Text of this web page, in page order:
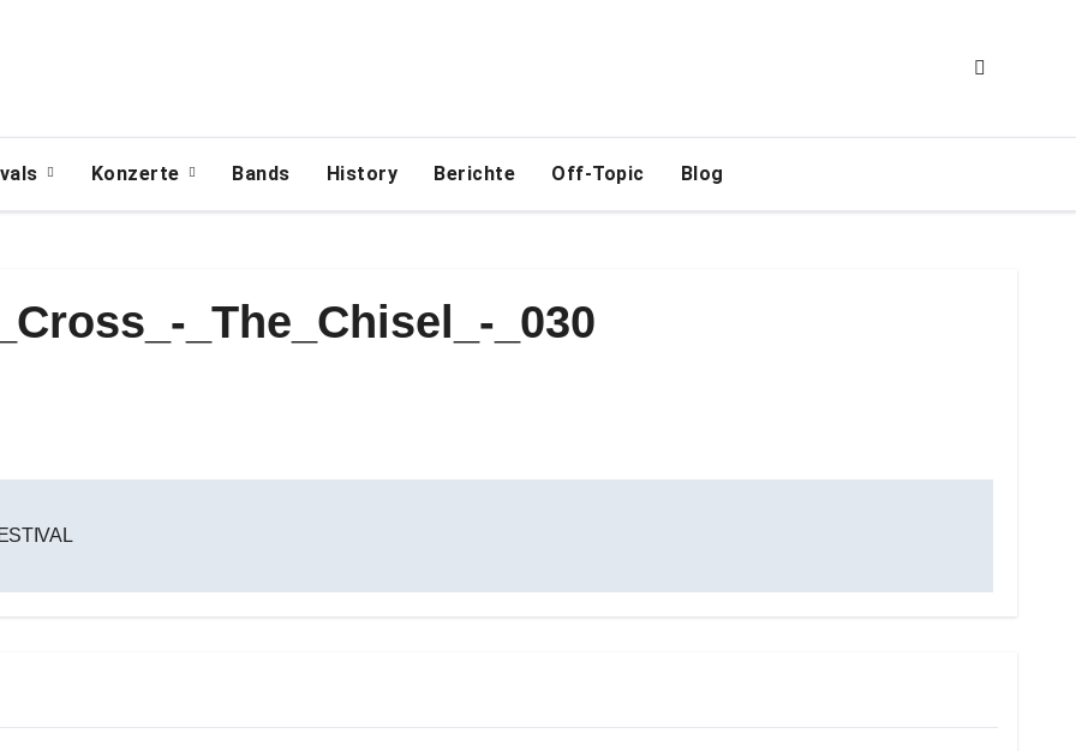
Konzerte Bands History Berichte Off-Topic Blog
_The_Chisel_-_030